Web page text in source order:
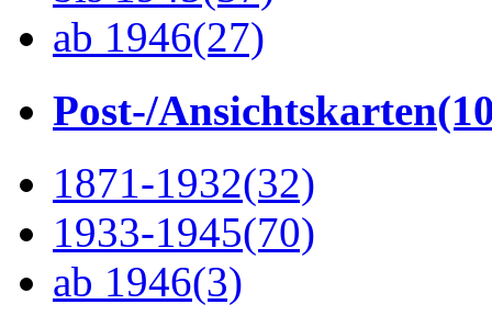
ab 1946(27)
Post-/Ansichtskarten
1871-1932(32)
1933-1945(70)
ab 1946(3)